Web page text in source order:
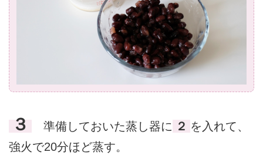
３ 準備しておいた蒸し器に ２ を入れて、
強火で20分ほど蒸す。